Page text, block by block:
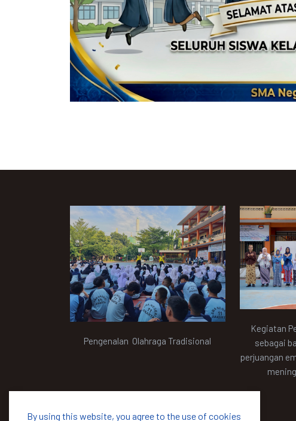
By using this website, you agree to the use of cookies
Pengenalan Olahraga Tradisional
Kegiatan
sebagai
perjuangan